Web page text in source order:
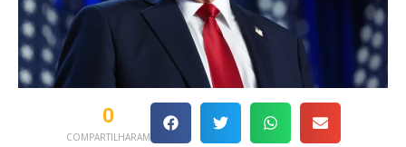
COMPARTILHARAM
0